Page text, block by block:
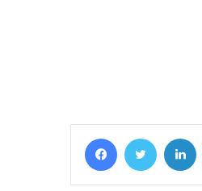
FacebookTwitter